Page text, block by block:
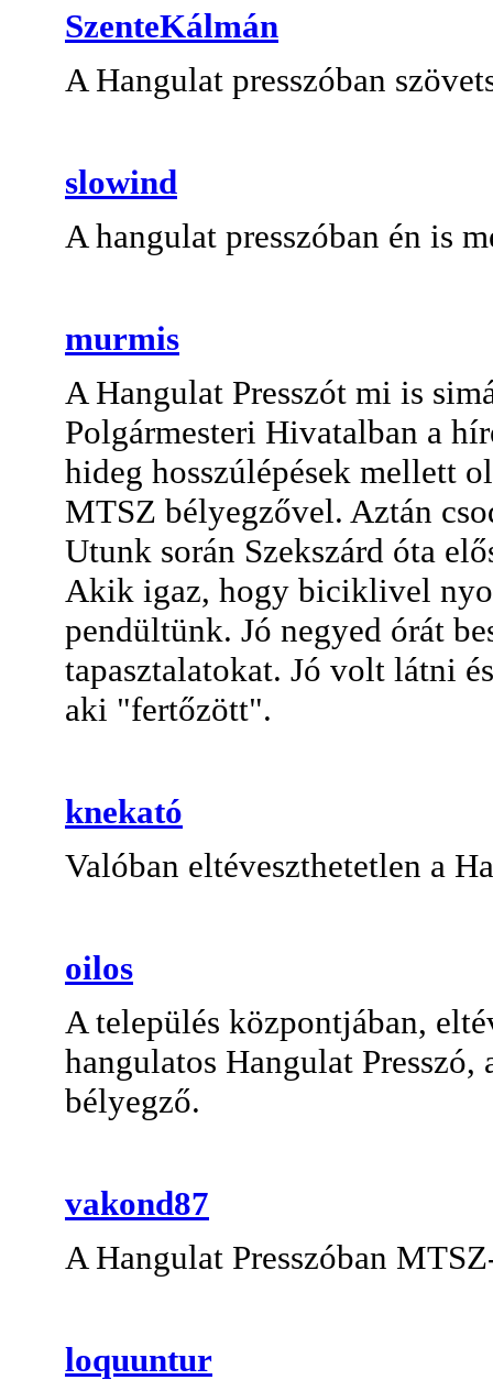
SzenteKálmán
A Hangulat presszóban
slowind
A hangulat presszóban én is
murmis
A Hangulat Presszót mi is
Polgármesteri Hivatalban a
hideg hosszúlépések mellett
MTSZ bélyegzővel. Aztán
Utunk során Szekszárd óta
Akik igaz, hogy biciklivel
pendültünk. Jó negyed órát
tapasztalatokat. Jó volt látni
aki "fertőzött".
knekató
Valóban eltéveszthetetlen a
oilos
A település központjában,
hangulatos Hangulat
bélyegző.
vakond87
A Hangulat Presszóban
loquuntur